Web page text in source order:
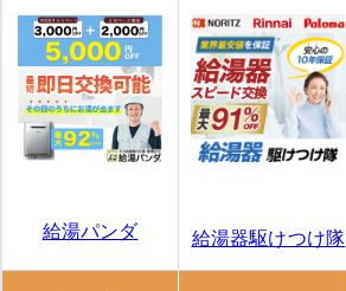
給湯パンダ 給湯器駆けつけ隊